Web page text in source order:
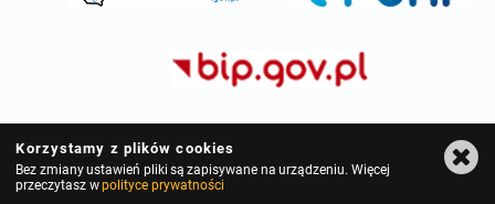
Korzystamy z plików cookies
Bez zmiany ustawień pliki są zapisywane na urządzeniu. Więcej
przeczytasz wpolityce prywatności